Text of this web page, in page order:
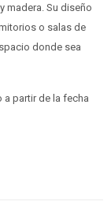
madera. Su diseño
o salas de
donde sea
a partir de la fecha